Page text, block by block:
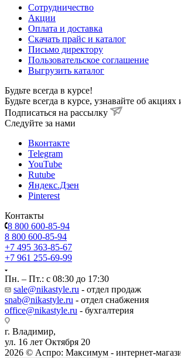
Сотрудничество
Акции
Оплата и доставка
Скачать прайс и каталог
Письмо директору
Пользовательское соглашение
Выгрузить каталог
Будьте всегда в курсе!
Будьте всегда в курсе, узнавайте об
Подписаться на рассылку
Cледуйте за нами
Вконтакте
Telegram
YouTube
Rutube
Яндекс.Дзен
Pinterest
Контакты
8 800 600-85-94
8 800 600-85-94
+7 495 363-85-67
+7 961 255-69-99
Пн. – Пт.: с 08:30 до 17:30
sale@nikastyle.ru - отдел продаж
snab@nikastyle.ru - отдел снабжения
office@nikastyle.ru - бухгалтерия
г. Владимир,
ул. 16 лет Октября 20
2026 © Аспро: Максимум - интернет-